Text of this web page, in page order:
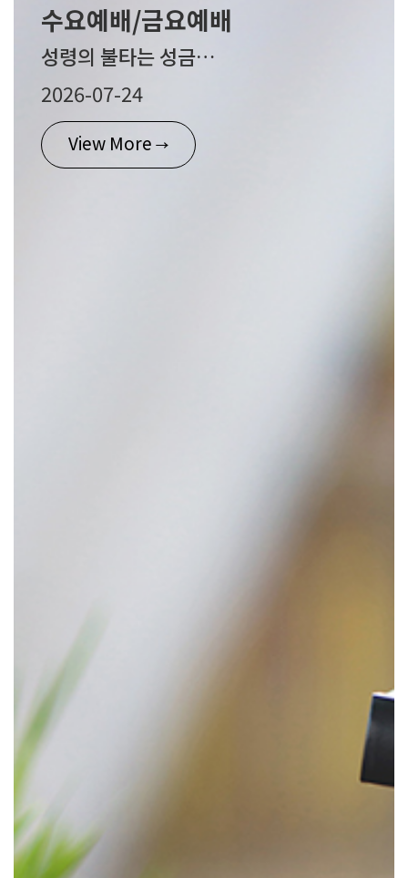
수요예배/금요예배
성령의 불타는 성금요일 / 26.07.24/ #금요심야예배
2026-07-24
View More